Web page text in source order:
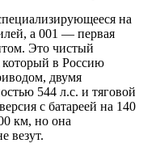
на
а 001 — первая
Это чистый
который в Россию
двумя
544 л.с. и тяговой
с батареей на 140
км, но она
везут.